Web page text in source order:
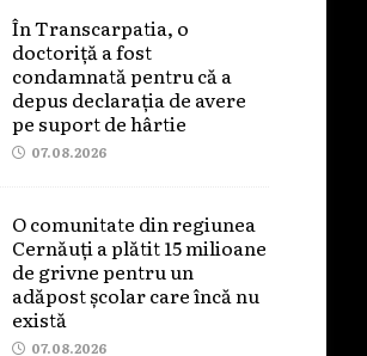
În Transcarpatia, o
doctoriță a fost
condamnată pentru că a
depus declarația de avere
pe suport de hârtie
07.08.2026
O comunitate din regiunea
Cernăuți a plătit 15 milioane
de grivne pentru un
adăpost școlar care încă nu
există
07.08.2026